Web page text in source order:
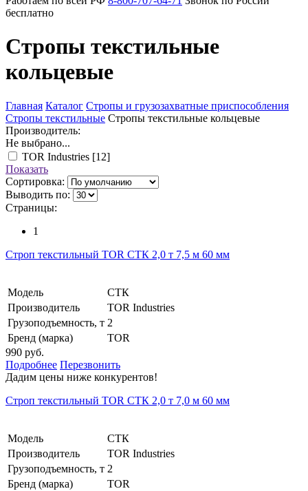
бесплатно
Стропы текстильные
кольцевые
Главная Каталог Стропы и грузозахватные приспособления
Стропы текстильные Стропы текстильные кольцевые
Производитель:
Не выбрано...
TOR Industries [12]
Показать
Сортировка:
Выводить по:
Страницы:
1
Строп текстильный TOR СТК 2,0 т 7,5 м 60 мм
Модель
СТК
Производитель
TOR Industries
Грузоподъемность, т 2
Бренд (марка)
TOR
990 руб.
Подробнее Перезвонить
Дадим цены ниже конкурентов!
Строп текстильный TOR СТК 2,0 т 7,0 м 60 мм
Модель
СТК
Производитель
TOR Industries
Грузоподъемность, т 2
Бренд (марка)
TOR